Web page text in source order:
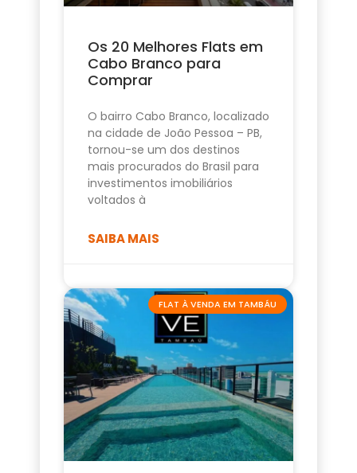
Os 20 Melhores Flats em
Cabo Branco para
Comprar
O bairro Cabo Branco, localizado
na cidade de João Pessoa – PB,
tornou-se um dos destinos
mais procurados do Brasil para
investimentos imobiliários
voltados à
SAIBA MAIS
FLAT À VENDA EM TAMBÁU